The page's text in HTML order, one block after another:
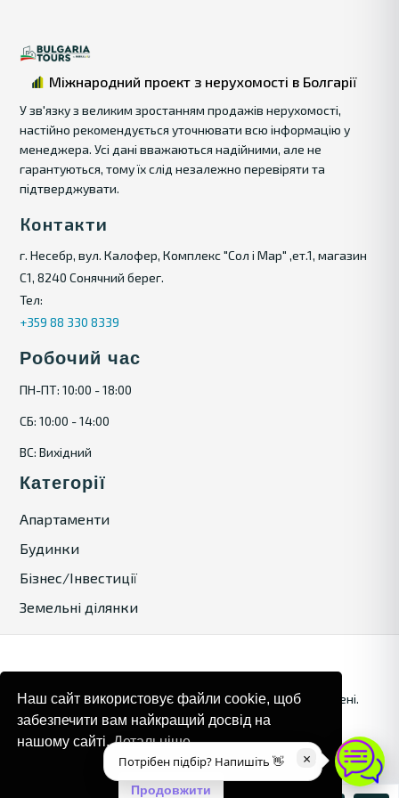
Міжнародний проект з нерухомості в Болгарії
У зв'язку з великим зростанням продажів нерухомості,
настійно рекомендується уточнювати всю інформацію у
менеджера. Усі дані вважаються надійними, але не
гарантуються, тому їх слід незалежно перевіряти та
підтверджувати.
Контакти
г. Несебр, вул. Калофер, Комплекс "Сол і Мар" ,ет.1, магазин
С1, 8240 Сонячний берег.
Тел:
+359 88 330 8339
Робочий час
ПН-ПТ: 10:00 - 18:00
СБ: 10:00 - 14:00
ВС: Вихідний
Категорії
Апартаменти
Будинки
Бізнес/Інвестиції
Земельні ділянки
© 2024. Bulgaria Tours by Inrealr4u. Усі права захищені.
Карта сайтуПолітика конфіденційності
×
Потрібен підбір? Напишіть 👋
Наш сайт використовує файли cookie, щоб
забезпечити вам найкращий досвід на
нашому сайті.Детальніше
Продовжити